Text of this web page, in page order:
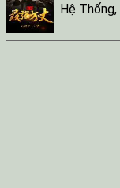
Hệ Thống,